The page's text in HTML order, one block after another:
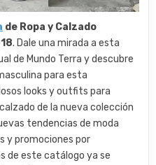
de Ropa y Calzado
. Dale una mirada a esta
de Mundo Terra y descubre
para esta
looks y outfits para
de la nueva colección
tendencias de moda
y promociones por
de este catálogo ya se